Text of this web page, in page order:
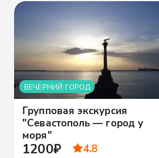
ВЕЧЕРНИЙ ГОРОД
Групповая экскурсия
"Севастополь — город у
моря"
1200₽ 4.8